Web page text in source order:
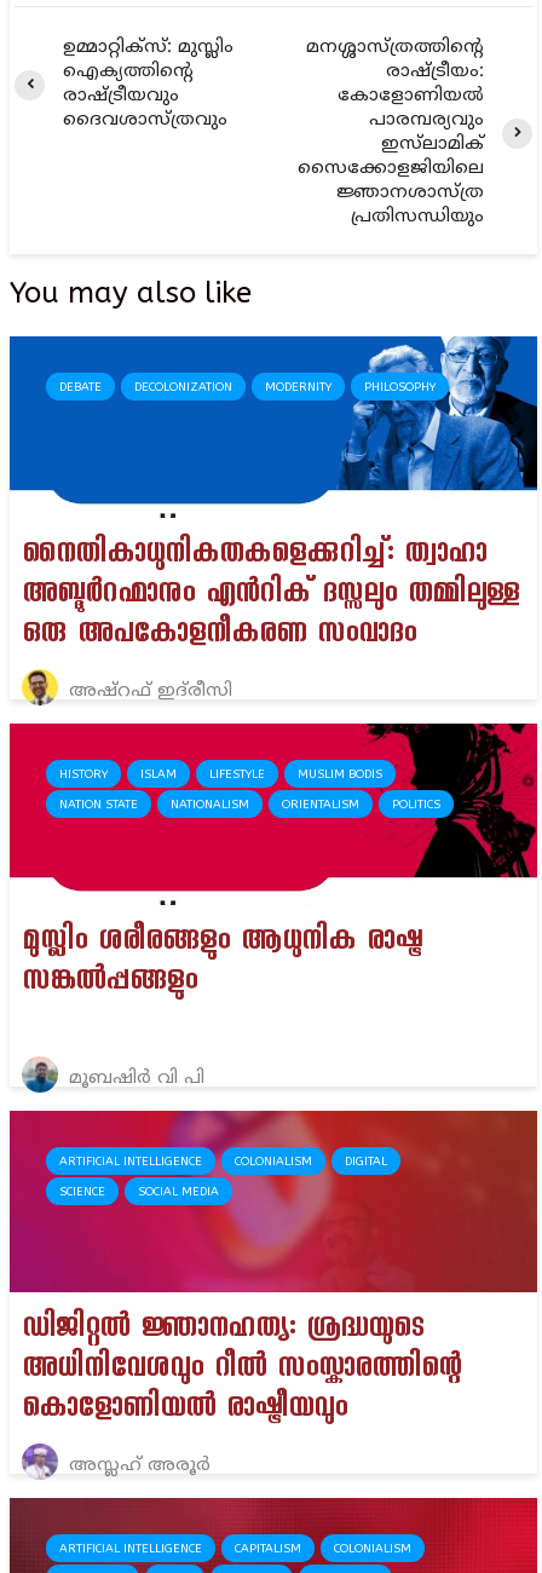
ഉമ്മാറ്റിക്സ്: മുസ്ലിം
ഐക്യത്തിന്റെ
രാഷ്ട്രീയവും
ദൈവശാസ്ത്രവും
മനശ്ശാസ്ത്രത്തിന്റെ
രാഷ്ട്രീയം:
കോളോണിയൽ
പാരമ്പര്യവും
ഇസ്‌ലാമിക്
സൈക്കോളജിയിലെ
ജ്ഞാനശാസ്ത്ര
പ്രതിസന്ധിയും
You may also like
DEBATE DECOLONIZATION MODERNITY PHILOSOPHY
നൈതികാധുനികതകളെക്കുറിച്ച്: ത്വാഹാ
അബ്ദുർറഹ്മാനും എൻറിക്‌ ദസ്സലും തമ്മിലുള്ള
ഒരു അപകോളനീകരണ സംവാദം
അഷ്‌റഫ് ഇദ്‌രീസി
HISTORY ISLAM LIFESTYLE MUSLIM BODIS
NATION STATE NATIONALISM ORIENTALISM POLITICS
മുസ്ലിം ശരീരങ്ങളും ആധുനിക രാഷ്ട്ര
സങ്കൽപ്പങ്ങളും
മൂബഷിർ വി പി
ARTIFICIAL INTELLIGENCE COLONIALISM DIGITAL
SCIENCE SOCIAL MEDIA
ഡിജിറ്റൽ ജ്ഞാനഹത്യ: ശ്രദ്ധയുടെ
അധിനിവേശവും റീൽ സംസ്കാരത്തിന്റെ
കൊളോണിയൽ രാഷ്ട്രീയവും
അസ്ലഹ് അരൂർ
ARTIFICIAL INTELLIGENCE CAPITALISM COLONIALISM